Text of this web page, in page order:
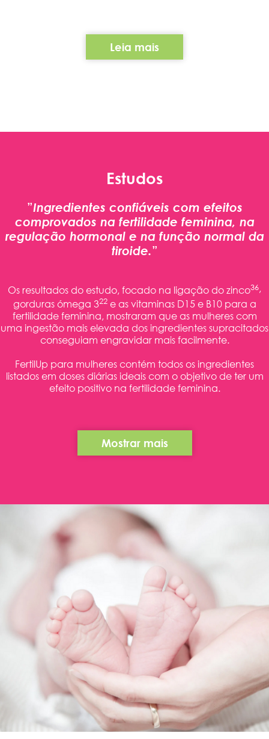
Leia mais
Estudos
”Ingredientes confiáveis com efeitos
comprovados na fertilidade feminina, na
regulação hormonal e na função normal da
tiroide.”
Os resultados do estudo, focado na ligação do zinco36,
gorduras ómega 322 e as vitaminas D15 e B10 para a
fertilidade feminina, mostraram que as mulheres com
uma ingestão mais elevada dos ingredientes supracitados
conseguiam engravidar mais facilmente.
FertilUp para mulheres contém todos os ingredientes
listados em doses diárias ideais com o objetivo de ter um
efeito positivo na fertilidade feminina.
Mostrar mais